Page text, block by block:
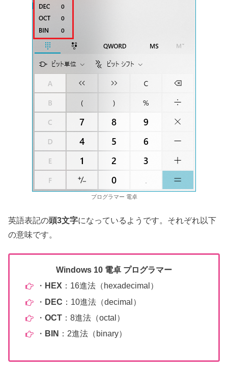
プログラマー 電卓
英語表記の頭3文字になっているようです。それぞれ以下
の意味です。
Windows 10 電卓 プログラマー
・ HEX ：16進法（hexadecimal）
・ DEC ：10進法（decimal）
・OCT ：8進法（octal）
・ BIN ：2進法（binary）